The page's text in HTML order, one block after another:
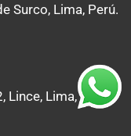
Surco, Lima, Perú.
Lince, Lima, Perú.